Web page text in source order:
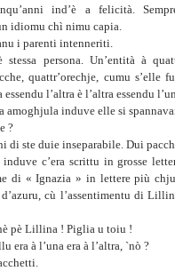
ind’è a felicità.
idiomu chì nimu capia.
i parenti intenneriti.
persona. Un’entità à
quattr’orechje, cumu s’elle
l’altra è l’altra essendu
amoghjula induve elle si
?
di ste duie inseparabile. Dui
c’era scrittu in grosse
di « Ignazia » in lettere più
cù l’assentimentu di
pè Lillina ! Piglia u toiu !
era à l’una era à l’altra, `nò ?